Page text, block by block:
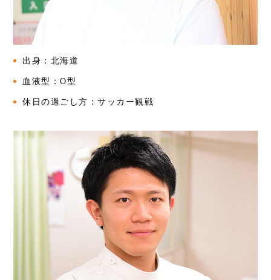
出身：北海道
血液型：O型
休日の過ごし方：サッカー観戦